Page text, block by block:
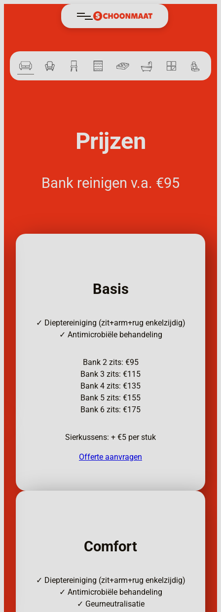
Prijzen
Bank reinigen v.a. €95
Basis
✓ Dieptereiniging (zit+arm+rug enkelzijdig)
✓ Antimicrobiële behandeling
Bank 2 zits: €95
Bank 3 zits: €115
Bank 4 zits: €135
Bank 5 zits: €155
Bank 6 zits: €175
Sierkussens: + €5 per stuk
Offerte aanvragen
Comfort
✓ Dieptereiniging (zit+arm+rug enkelzijdig)
✓ Antimicrobiële behandeling
✓ Geurneutralisatie